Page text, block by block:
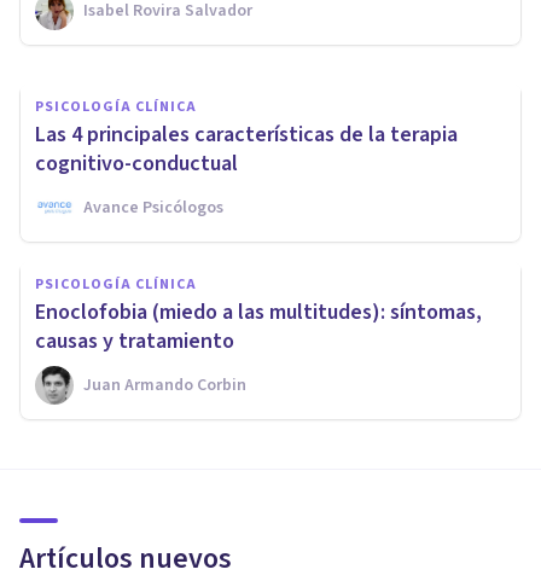
Isabel Rovira Salvador
Isabel Rovira Salvador
PSICOLOGÍA CLÍNICA
Las 4 principales características de la terapia
cognitivo-conductual
Avance Psicólogos
PSICOLOGÍA CLÍNICA
​Enoclofobia (miedo a las multitudes): síntomas,
causas y tratamiento
Juan Armando Corbin
Artículos nuevos